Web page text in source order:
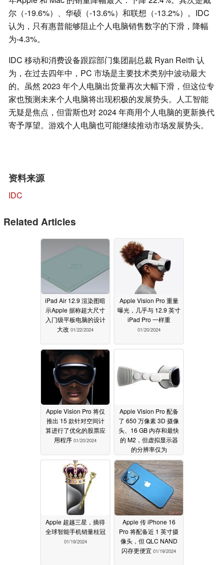
尔（-19.6%）、华硕（-13.6%）和联想（-13.2%）。IDC
认为，只有惠普能够阻止个人电脑销售数字的下滑，降幅
为-4.3%。
IDC 移动和消费设备跟踪部门集团副总裁 Ryan Reith 认
为，在过去四年中，PC 市场是主要技术类别中波动最大
的。虽然 2023 年个人电脑出货量再次大幅下滑，但这位专
家也预测未来个人电脑将出现积极的发展势头。人工智能
无疑是焦点，但雷斯也对 2024 年商用个人电脑的更新换代
寄予厚望。游戏个人电脑也可能继续推动市场发展势头。
资料来源
IDC
Related Articles
iPad Air 12.9 渲染图暗
示Apple 据称超大尺寸
入门级平板电脑的设计
大改 01/22/2024
Apple Vision Pro 重量
曝光，几乎与 12.9 英寸
iPad Pro 一样重
01/20/2024
Apple Vision Pro 将仅
推出 15 款针对空间计
算进行了优化的股票应
用程序 01/20/2024
Apple Vision Pro 配备
了 650 万像素 3D 摄像
头、16 GB 内存和最快
的 M2，但虚拟显示器
的分辨率仅为
1,080pApple01/19/2024
Apple 超越三星，摘得
全球智能手机销量桂冠
01/19/2024
Apple 传 iPhone 16
Pro 将配备近 1 英寸摄
像头，但 QLC NAND
闪存更便宜 01/19/2024